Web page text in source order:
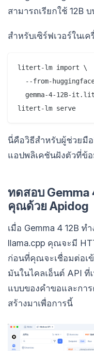
สามารถเรียกใช้ 12B
สำหรับเซิร์ฟเวอร์ในเ
litert-lm import \
--from-
gemma-4-12B-
นี่คือวิธีสำหรับผู้ช่วยมื
แอปพลิเคชันฝังตัวที่ข้
ทดสอบ Gemma
คุณด้วย Apidog
เมื่อ Gemma 4 12B ท
llama.cpp คุณจะมี
ก่อนที่คุณจะเชื่อมต่อเ
มันในไคลเอ็นต์ API
แบบของคำขอและกา
สร้างมาเพื่อการนี้